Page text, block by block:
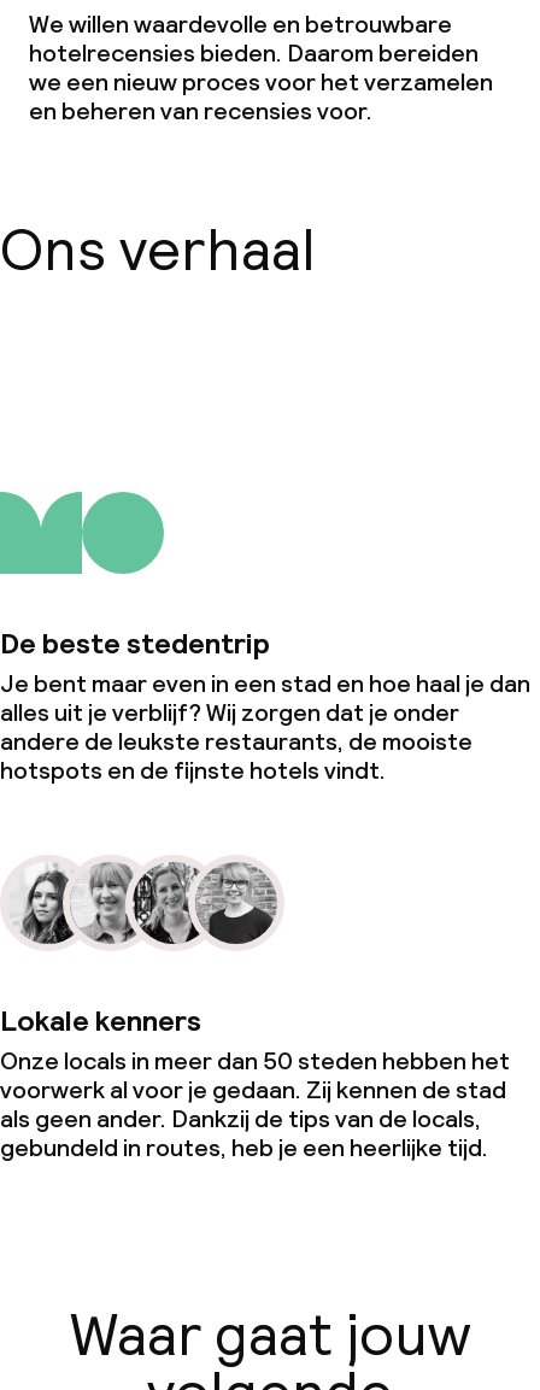
We willen waardevolle en betrouwbare
hotelrecensies bieden. Daarom bereiden
we een nieuw proces voor het verzamelen
en beheren van recensies voor.
Ons verhaal
De beste stedentrip
Je bent maar even in een stad en hoe haal je dan
alles uit je verblijf? Wij zorgen dat je onder
andere de leukste restaurants, de mooiste
hotspots en de fijnste hotels vindt.
Lokale kenners
Onze locals in meer dan 50 steden hebben het
voorwerk al voor je gedaan. Zij kennen de stad
als geen ander. Dankzij de tips van de locals,
gebundeld in routes, heb je een heerlijke tijd.
Waar gaat jouw